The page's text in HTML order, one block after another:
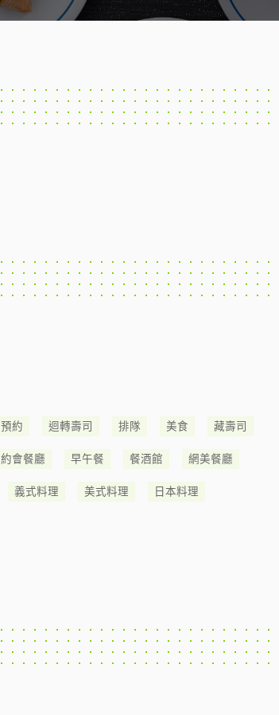
預約 迴轉壽司 排隊 美食 藏壽司
約會餐廳 早午餐 餐酒館 網美餐廳
義式料理 美式料理 日本料理